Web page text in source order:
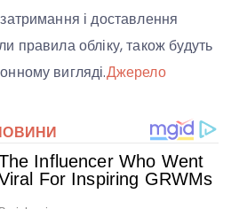
і доставлення
правила обліку, також будуть
вигляді.Джерело